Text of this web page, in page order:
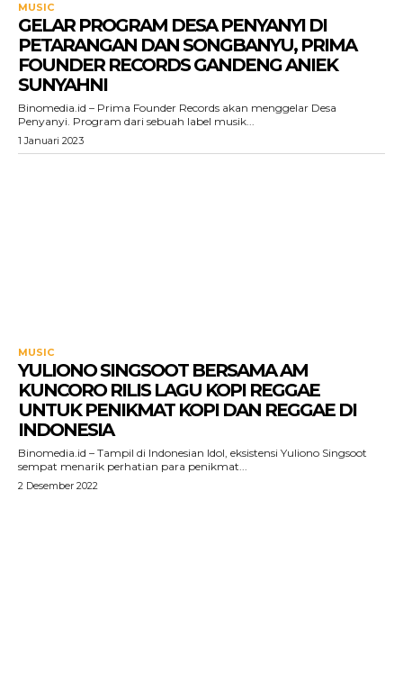
MUSIC
GELAR PROGRAM DESA PENYANYI DI
PETARANGAN DAN SONGBANYU, PRIMA
FOUNDER RECORDS GANDENG ANIEK
SUNYAHNI
Binomedia.id – Prima Founder Records akan menggelar Desa
Penyanyi. Program dari sebuah label musik...
1 Januari 2023
MUSIC
YULIONO SINGSOOT BERSAMA AM
KUNCORO RILIS LAGU KOPI REGGAE
UNTUK PENIKMAT KOPI DAN REGGAE DI
INDONESIA
Binomedia.id – Tampil di Indonesian Idol, eksistensi Yuliono Singsoot
sempat menarik perhatian para penikmat...
2 Desember 2022